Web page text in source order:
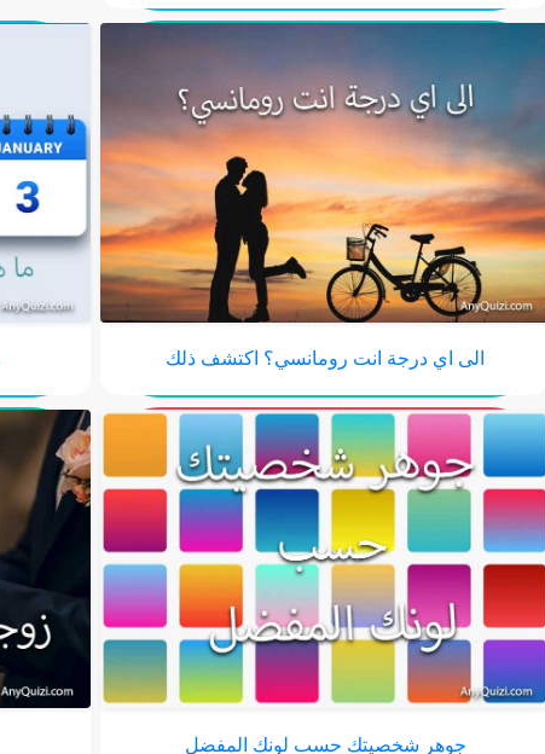
الى اي درجة انت رومانسي؟ اكتشف ذلك
جوهر شخصيتك حسب لونك المفضل